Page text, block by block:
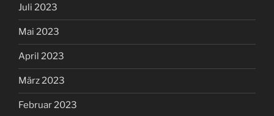
Juli 2023
Mai 2023
April 2023
März 2023
Februar 2023